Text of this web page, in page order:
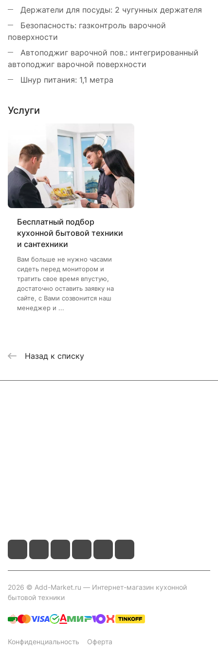
Держатели для посуды: 2 чугунных держателя
Безопасность: газконтроль варочной
поверхности
Автоподжиг варочной пов.: интегрированный
автоподжиг варочной поверхности
Шнур питания: 1,1 метра
Услуги
Бесплатный подбор
кухонной бытовой техники
и сантехники
Вам больше не нужно часами
сидеть перед монитором и
тратить свое время впустую,
достаточно оставить заявку на
сайте, с Вами созвонится наш
менеджер и ...
Назад к списку
2026 © Add-Market.ru — Интернет-магазин кухонной
бытовой техники
Конфиденциальность Оферта